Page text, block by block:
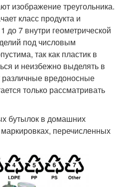
изображение треугольника.
класс продукта и
до 7 внутри геометрической
под числовым
так как пластик в
и неизбежно выделять в
вредоносные
только рассматривать
бутылок в домашних
перечисленных